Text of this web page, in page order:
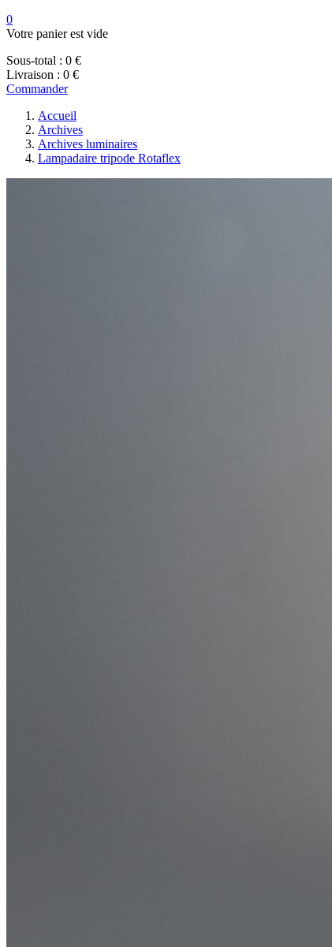
0
Votre panier est vide
Sous-total : 0 €
Livraison : 0 €
Commander
Accueil
Archives
Archives luminaires
Lampadaire tripode Rotaflex